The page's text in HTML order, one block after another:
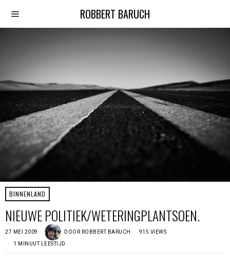
ROBBERT BARUCH
BINNENLAND
NIEUWE POLITIEK/WETERINGPLANTSOEN.
27 MEI 2009 DOOR ROBBERT BARUCH 915 VIEWS
1 MINUUT LEESTIJD